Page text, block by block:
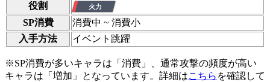
役割
SP消費
消費中 ~ 消費小
入手方法
イベント跳躍
※SP消費が多いキャラは「消費」、通常攻撃の頻度が高い
キャラは「増加」となっています。詳細はこちら を確認して